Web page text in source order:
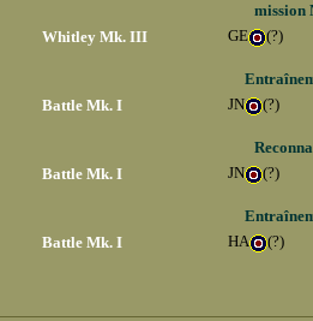
mission
Whitley Mk. III GE (?)
Battle Mk. I JN (?)
Battle Mk. I JN (?)
Battle Mk. I HA (?)